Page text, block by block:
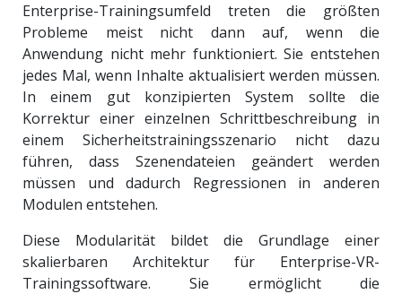
Enterprise-Trainingsumfeld treten die größten
Probleme meist nicht dann auf, wenn die
Anwendung nicht mehr funktioniert. Sie entstehen
jedes Mal, wenn Inhalte aktualisiert werden müssen.
In einem gut konzipierten System sollte die
Korrektur einer einzelnen Schrittbeschreibung in
einem Sicherheitstrainingsszenario nicht dazu
führen, dass Szenendateien geändert werden
müssen und dadurch Regressionen in anderen
Modulen entstehen.
Diese Modularität bildet die Grundlage einer
skalierbaren Architektur für Enterprise-VR-
Trainingssoftware. Sie ermöglicht die